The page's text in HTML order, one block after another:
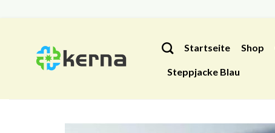
Startseite Shop
Steppjacke Blau